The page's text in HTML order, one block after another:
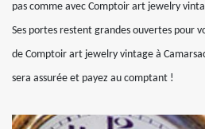
pas comme avec Comptoir art jewelry
Ses portes restent grandes ouvertes pour
de Comptoir art jewelry vintage à
sera assurée et payez au comptant !